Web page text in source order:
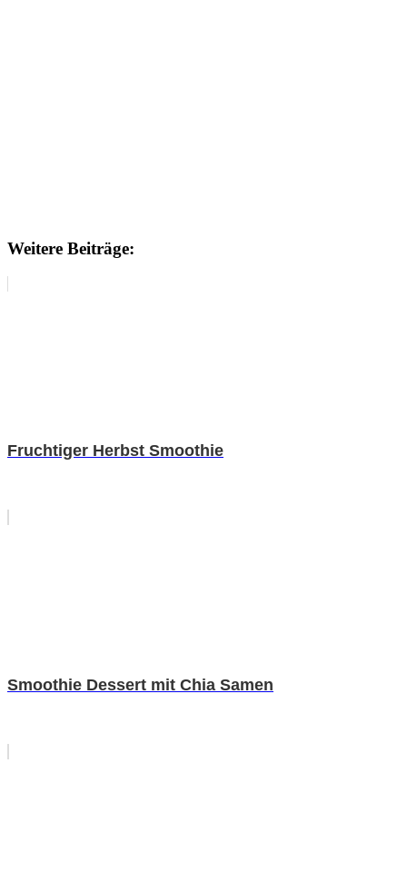
Weitere Beiträge:
Fruchtiger Herbst Smoothie
Smoothie Dessert mit Chia Samen